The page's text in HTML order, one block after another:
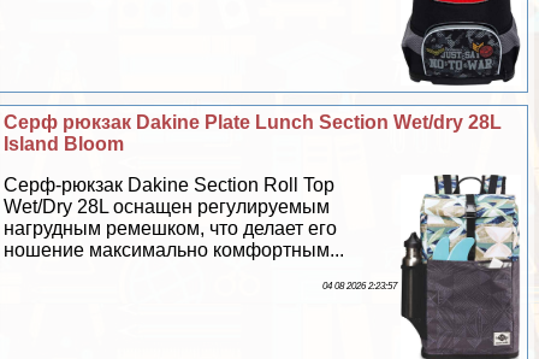
Серф рюкзак Dakine Plate Lunch Section Wet/dry 28L
Island Bloom
Серф-рюкзак Dakine Section Roll Top
Wet/Dry 28L оснащен регулируемым
нагрудным ремешком, что делает его
ношение максимально комфортным...
04 08 2026 2:23:57